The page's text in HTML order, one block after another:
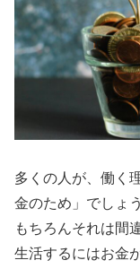
多くの人が、働く
金のため」でしょう
もちろんそれは間
生活するにはお金